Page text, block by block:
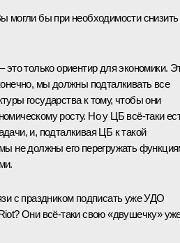
могли бы при необходимости снизить
это только ориентир для экономики.
мы должны подталкивать все
государства к тому, чтобы они
росту. Но у ЦБ всё‑таки
и, подталкивая ЦБ к такой
не должны его перегружать
с праздником подписать уже УДО
Они всё‑таки свою «двушечку»